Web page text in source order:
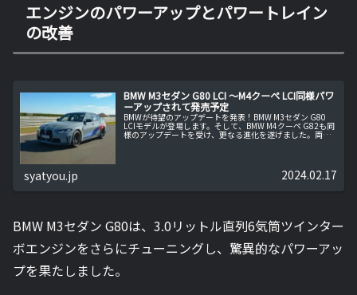
エンジンのパワーアップとパワートレイン
の改善
BMW M3セダン G80 LCI ～M4クーペ LCI同様パワ
ーアップされて発売予定
BMWが待望のアップデートを発表！BMW M3セダン G80
LCIモデルが登場します。そして、BMW M4クーペ G82も同
様のアップデートを受け、更なる進化を遂げました。両モ
syatyou.jp 2024.02.17
BMW M3セダン G80は、3.0リットル直列6気筒ツインター
ボエンジンをさらにチューニングし、驚異的なパワーアッ
プを果たしました。